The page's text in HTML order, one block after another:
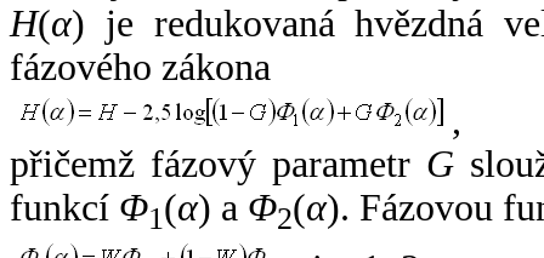
H(α) je redukovaná hvězdná
fázového zákona
,
přičemž fázový parametr G
funkcí Φ1(α) a Φ2(α). Fázovou